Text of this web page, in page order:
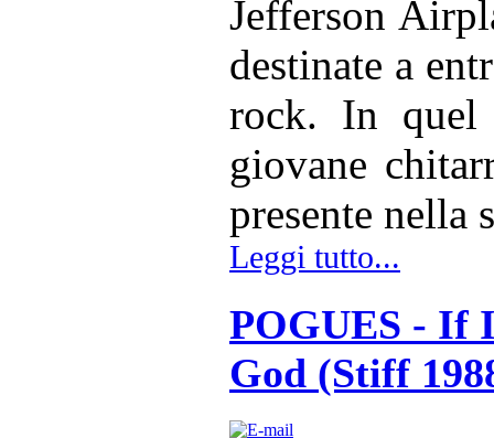
Jefferson
destinate a
rock. In quel
giovane
presente nella
Leggi tutto...
POGUES - If
God (Stiff